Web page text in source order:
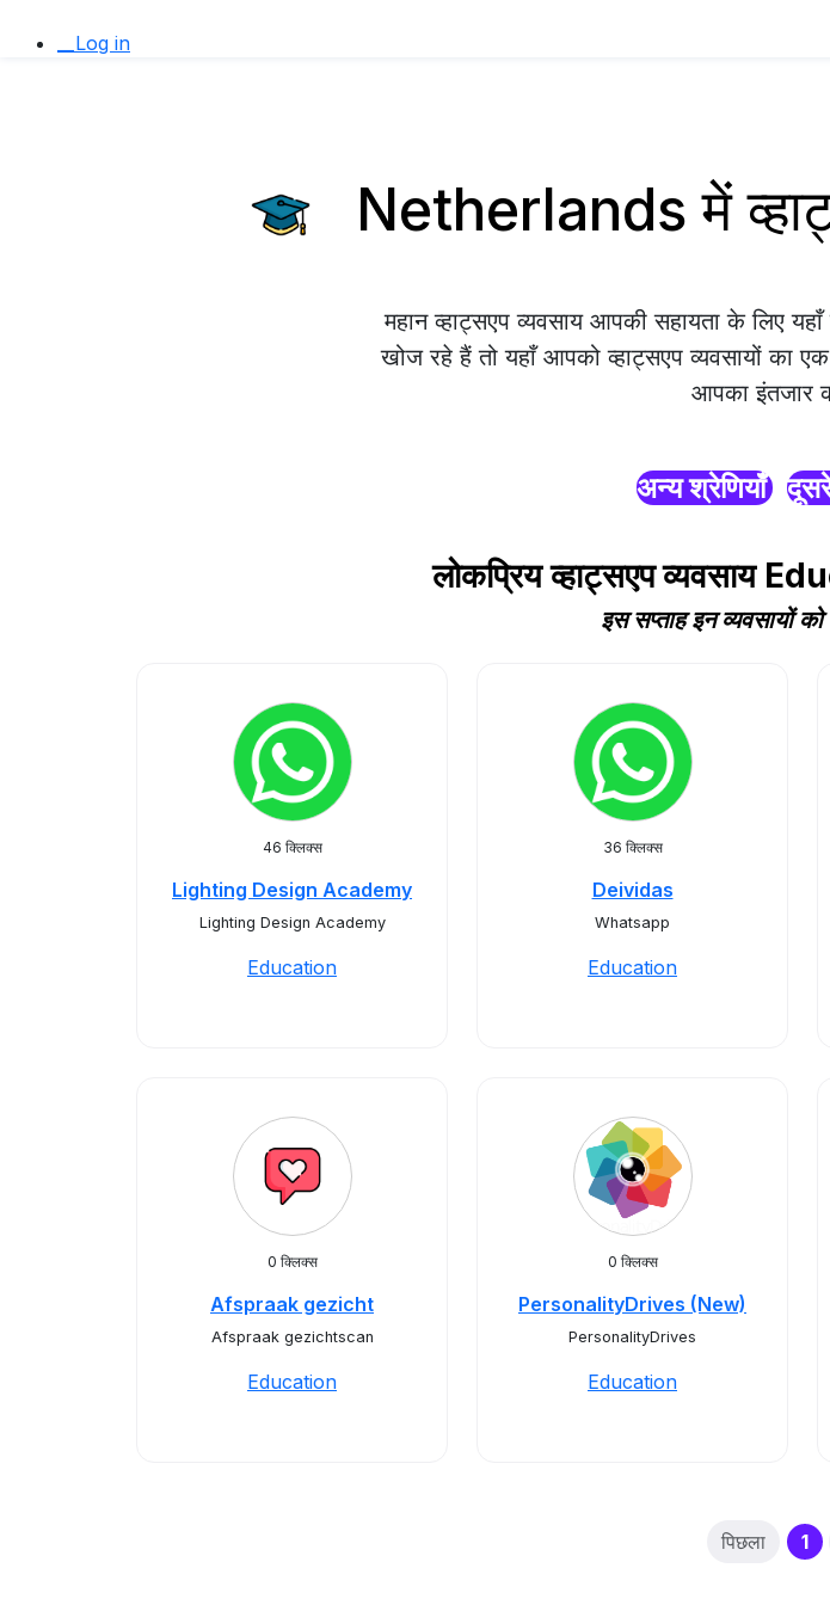
__Log in
Netherlands में
महान व्हाट्सएप व्यवसाय आपकी सहायता के लिए
खोज रहे हैं तो यहाँ आपको व्हाट्सएप व्यवसायों का
आपका इंतजार
अन्य श्रेणियाँ
लोकप्रिय व्हाट्सएप व्यवसाय
इस सप्ताह इन व्यवसायों
46 क्लिक्स
Lighting Design Academy
Lighting Design Academy
Education
36 क्लिक्स
Deividas
Whatsapp
Education
0 क्लिक्स
Afspraak gezicht
Afspraak gezichtscan
Education
0 क्लिक्स
PersonalityDrives (New)
PersonalityDrives
Education
पिछला 1